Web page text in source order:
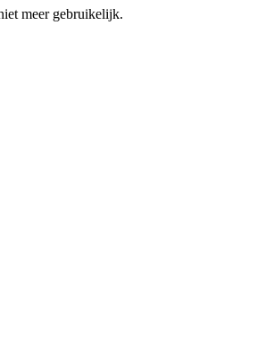
meer gebruikelijk.